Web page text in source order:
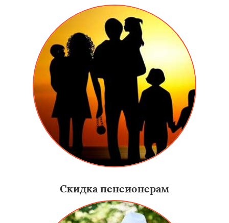
Скидка пенсионерам